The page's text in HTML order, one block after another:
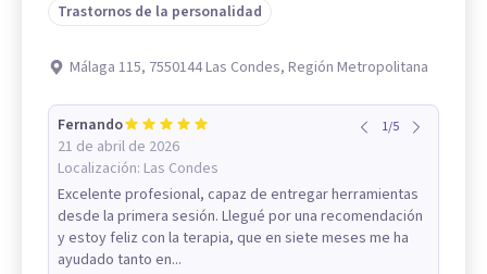
Trastornos de la personalidad
Málaga 115, 7550144 Las Condes, Región Metropolitana
Fernando
21 de abril de 2026
Localización: Las Condes
1/5
Excelente profesional, capaz de entregar herramientas
desde la primera sesión. Llegué por una recomendación
y estoy feliz con la terapia, que en siete meses me ha
ayudado tanto en...